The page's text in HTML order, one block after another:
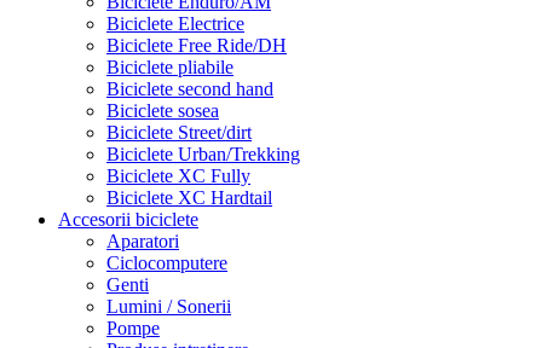
Biciclete Electrice
Biciclete Free Ride/DH
Biciclete pliabile
Biciclete second hand
Biciclete sosea
Biciclete Street/dirt
Biciclete Urban/Trekking
Biciclete XC Fully
Biciclete XC Hardtail
Accesorii biciclete
Aparatori
Ciclocomputere
Genti
Lumini / Sonerii
Pompe